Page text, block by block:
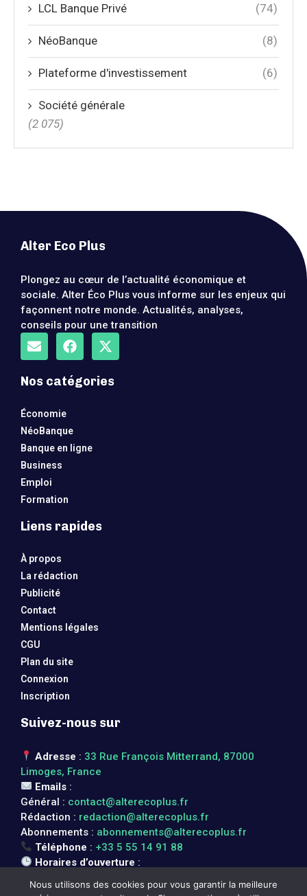
LCL Banque Privé (74)
NéoBanque (8)
Plateforme d'investissement (6)
Société générale
(2 075)
Alter Eco Plus
Plongez au cœur de l’actualité économique et
sociale. Alter Éco Plus vous informe sur les enjeux qui
façonnent notre monde. Actualités, analyses,
conseils pour une transition
Nos catégories
Économie
NéoBanque
Banque en ligne
Business
Emploi
Formation
Liens rapides
À propos
La rédaction
Publicité
Contact
Mentions légales
CGU
Plan du site
Connexion
Inscription
Suivez-nous sur
Adresse : 33 Rue François Mitterrand, 87000
Limoges, France
Emails :
Général : contact@alterecoplus.fr
Rédaction : redaction@alterecoplus.fr
Abonnements : abonnements@alterecoplus.fr
Téléphone : +33 5 55 14 91 88
Horaires d’ouverture :
Nous utilisons des cookies pour vous garantir la meilleure